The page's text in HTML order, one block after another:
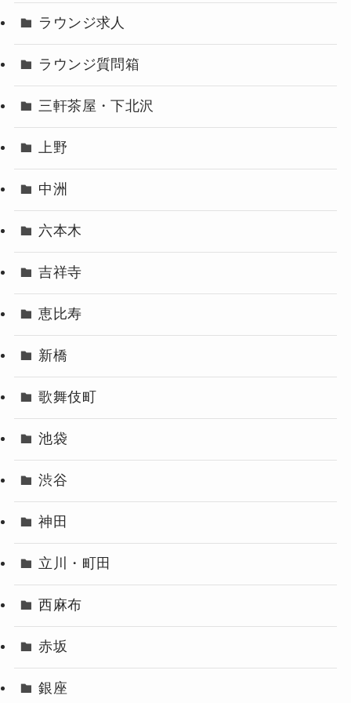
ラウンジ求人
ラウンジ質問箱
三軒茶屋・下北沢
上野
中洲
六本木
吉祥寺
恵比寿
新橋
歌舞伎町
池袋
渋谷
神田
立川・町田
西麻布
赤坂
銀座